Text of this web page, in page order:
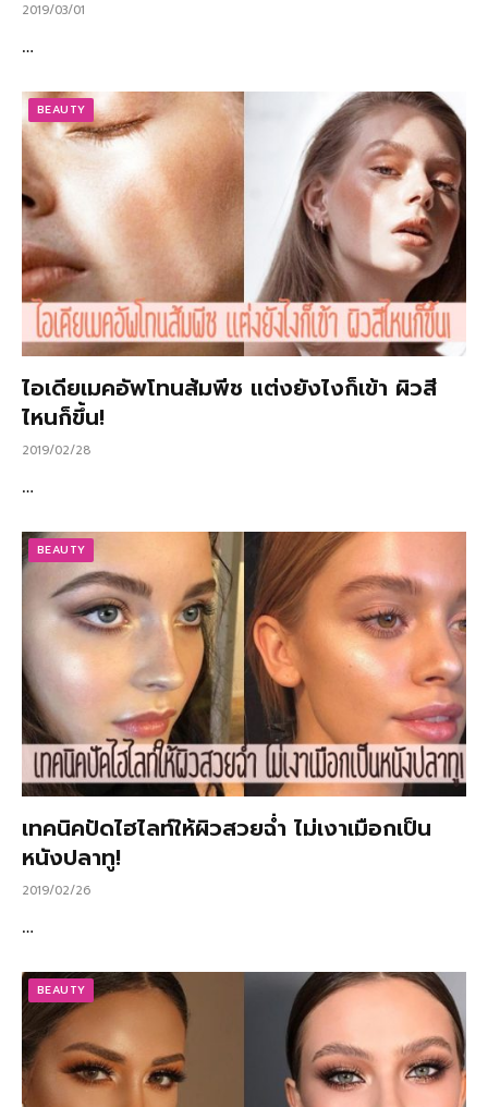
2019/03/01
…
BEAUTY
ไอเดียเมคอัพโทนส้มพีช แต่งยังไงก็เข้า ผิวสี
ไหนก็ขึ้น!
2019/02/28
…
BEAUTY
เทคนิคปัดไฮไลท์ให้ผิวสวยฉ่ำ ไม่เงาเมือกเป็น
หนังปลาทู!
2019/02/26
…
BEAUTY